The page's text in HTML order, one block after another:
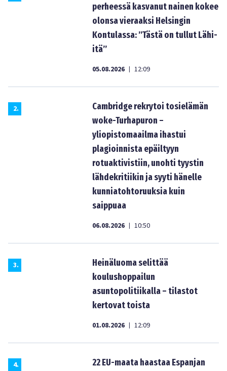
perheessä kasvanut nainen kokee
olonsa vieraaksi Helsingin
Kontulassa: ”Tästä on tullut Lähi-
itä”
05.08.2026 | 12:09
2.
Cambridge rekrytoi tosielämän
woke-Turhapuron –
yliopistomaailma ihastui
plagioinnista epäiltyyn
rotuaktivistiin, unohti tyystin
lähdekritiikin ja syyti hänelle
kunniatohtoruuksia kuin
saippuaa
06.08.2026 | 10:50
3.
Heinäluoma selittää
koulushoppailun
asuntopolitiikalla – tilastot
kertovat toista
01.08.2026 | 12:09
4.
22 EU-maata haastaa Espanjan